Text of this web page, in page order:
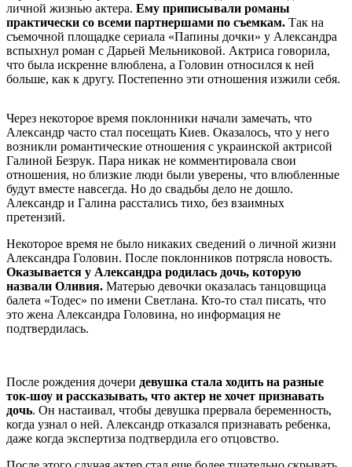
личной жизнью актера. Ему приписывали романы
практически со всеми партнершами по съемкам. Так на
съемочной площадке сериала «Папины дочки» у Александра
вспыхнул роман с Дарьей Мельниковой. Актриса говорила,
что была искренне влюблена, а Головин относился к ней
больше, как к другу. Постепенно эти отношения изжили себя.
Через некоторое время поклонники начали замечать, что
Александр часто стал посещать Киев. Оказалось, что у него
возникли романтические отношения с украинской актрисой
Галиной Безрук. Пара никак не комментировала свои
отношения, но близкие люди были уверены, что влюбленные
будут вместе навсегда. Но до свадьбы дело не дошло.
Александр и Галина расстались тихо, без взаимных
претензий.
Некоторое время не было никаких сведений о личной жизни
Александра Головин. После поклонников потрясла новость.
Оказывается у Александра родилась дочь, которую
назвали Оливия. Матерью девочки оказалась танцовщица
балета «Тодес» по имени Светлана. Кто-то стал писать, что
это жена Александра Головина, но информация не
подтвердилась.
После рождения дочери девушка стала ходить на разные
ток-шоу и рассказывать, что актер не хочет признавать
дочь. Он настаивал, чтобы девушка прервала беременность,
когда узнал о ней. Александр отказался признавать ребенка,
даже когда экспертиза подтвердила его отцовство.